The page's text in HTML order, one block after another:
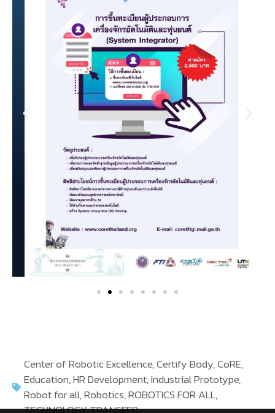
Center of Robotic Excellence,Certify Body,CoRE,
Education,HR Development,Industrial Prototype,
Robot for all,Robotics,ROBOTICS FOR ALL,